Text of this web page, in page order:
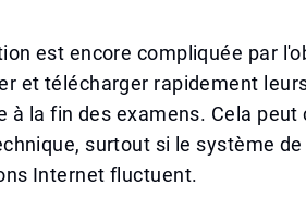
est encore compliquée par
et télécharger rapidement
à la fin des examens. Cela
surtout si le système
Internet fluctuent.